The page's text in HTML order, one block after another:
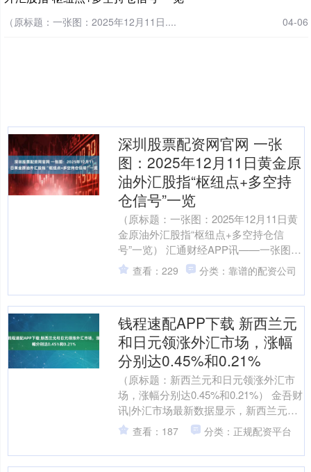
（原标题：一张图：2025年12月11日.... 04-06
深圳股票配资网官网 一张
图：2025年12月11日黄金原
油外汇股指“枢纽点+多空持
仓信号”一览
（原标题：一张图：2025年12月11日黄
金原油外汇股指“枢纽点+多空持仓信
号”一览） 汇通财经APP讯——一张图：
2025年12月11日黄金原油外汇股指“枢
纽....
查看：229 分类：靠谱的配资公司
钱程速配APP下载 新西兰元
和日元领涨外汇市场，涨幅
分别达0.45%和0.21%
（原标题：新西兰元和日元领涨外汇市
场，涨幅分别达0.45%和0.21%） 金吾财
讯|外汇市场最新数据显示，新西兰元和
日元成为当日表现最强劲的货币。新西
兰元上涨0....
查看：187 分类：正规配资平台